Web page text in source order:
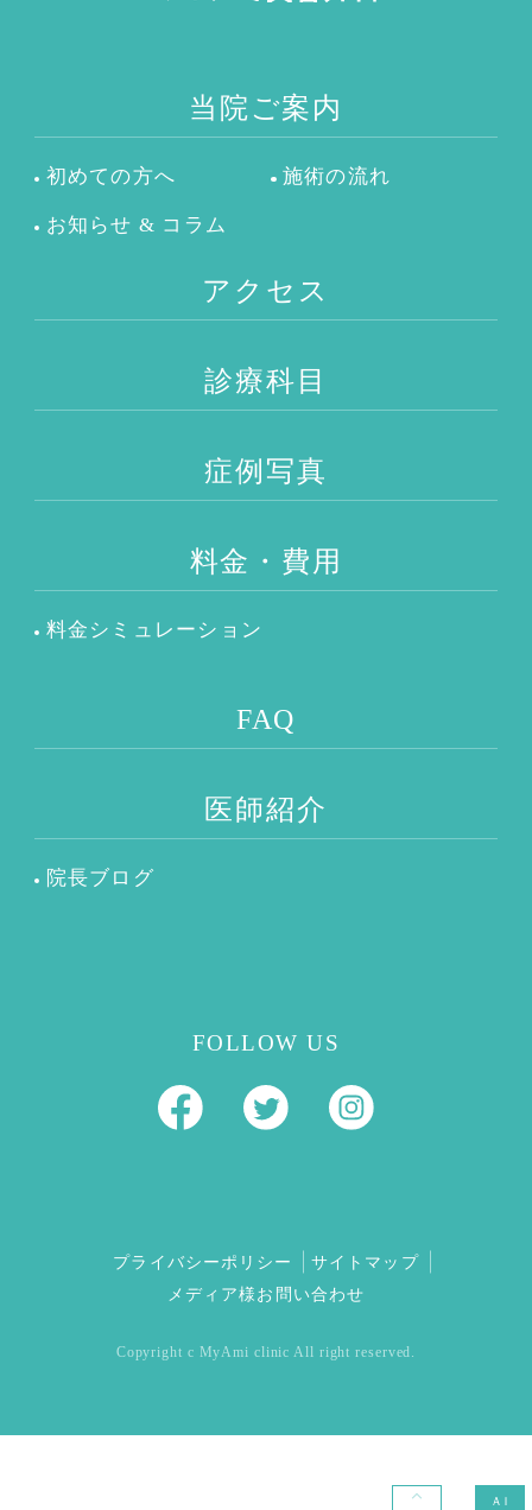
当院ご案内
初めての方へ 施術の流れ
お知らせ & コラム
アクセス
診療科目
症例写真
料金・費用
料金シミュレーション
FAQ
医師紹介
院長ブログ
FOLLOW US
プライバシーポリシー
サイトマップ
メディア様お問い合わせ
Copyright c MyAmi clinic All right reserved.